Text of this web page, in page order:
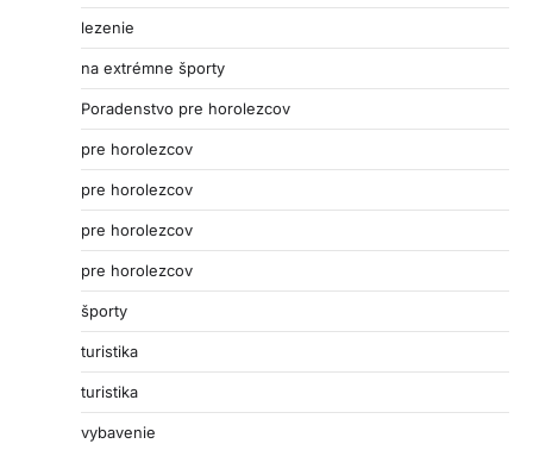
lezenie
na extrémne športy
Poradenstvo pre horolezcov
pre horolezcov
pre horolezcov
pre horolezcov
pre horolezcov
športy
turistika
turistika
vybavenie